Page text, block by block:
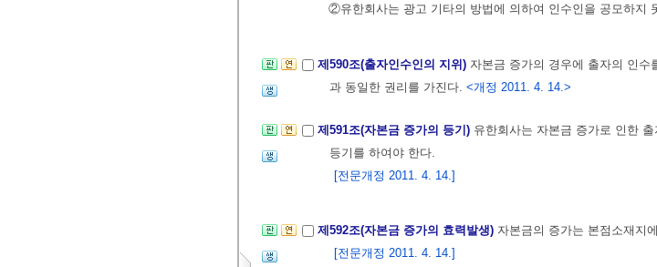
②유한회사는 광고 기타의 방법에 의하여 인수인을 공모하지
제590조(출자인수인의 지위) 자본금 증가의 경우에 출자의 인
과 동일한 권리를 가진다. <개정 2011. 4. 14.>
제591조(자본금 증가의 등기) 유한회사는 자본금 증가로 인한
등기를 하여야 한다.
[전문개정 2011. 4. 14.]
제592조(자본금 증가의 효력발생) 자본금의 증가는 본점소재지
[전문개정 2011. 4. 14.]